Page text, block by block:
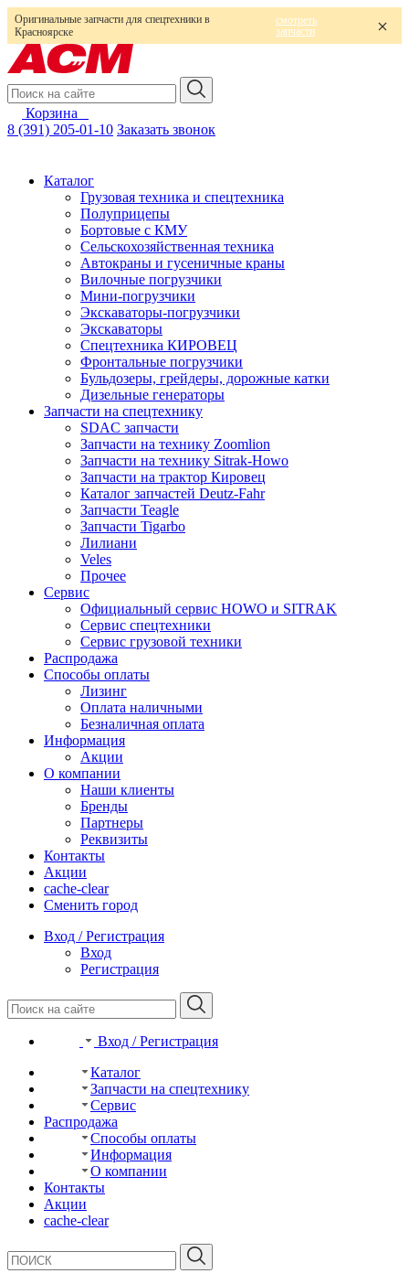
Оригинальные запчасти для спецтехники в
Красноярске
смотреть
запчасти
Корзина
8 (391) 205-01-10 Заказать звонок
Каталог
Грузовая техника и спецтехника
Полуприцепы
Бортовые с КМУ
Сельскохозяйственная техника
Автокраны и гусеничные краны
Вилочные погрузчики
Мини-погрузчики
Экскаваторы-погрузчики
Экскаваторы
Спецтехника КИРОВЕЦ
Фронтальные погрузчики
Бульдозеры, грейдеры, дорожные катки
Дизельные генераторы
Запчасти на спецтехнику
SDAC запчасти
Запчасти на технику Zoomlion
Запчасти на технику Sitrak-Howo
Запчасти на трактор Кировец
Каталог запчастей Deutz-Fahr
Запчасти Teagle
Запчасти Tigarbo
Лилиани
Veles
Прочее
Сервис
Официальный сервис HOWO и SITRAK
Сервис спецтехники
Сервис грузовой техники
Распродажа
Способы оплаты
Лизинг
Оплата наличными
Безналичная оплата
Информация
Акции
О компании
Наши клиенты
Бренды
Партнеры
Реквизиты
Контакты
Акции
cache-clear
Сменить город
Вход / Регистрация
Вход
Регистрация
Вход / Регистрация
Каталог
Запчасти на спецтехнику
Сервис
Распродажа
Способы оплаты
Информация
О компании
Контакты
Акции
cache-clear